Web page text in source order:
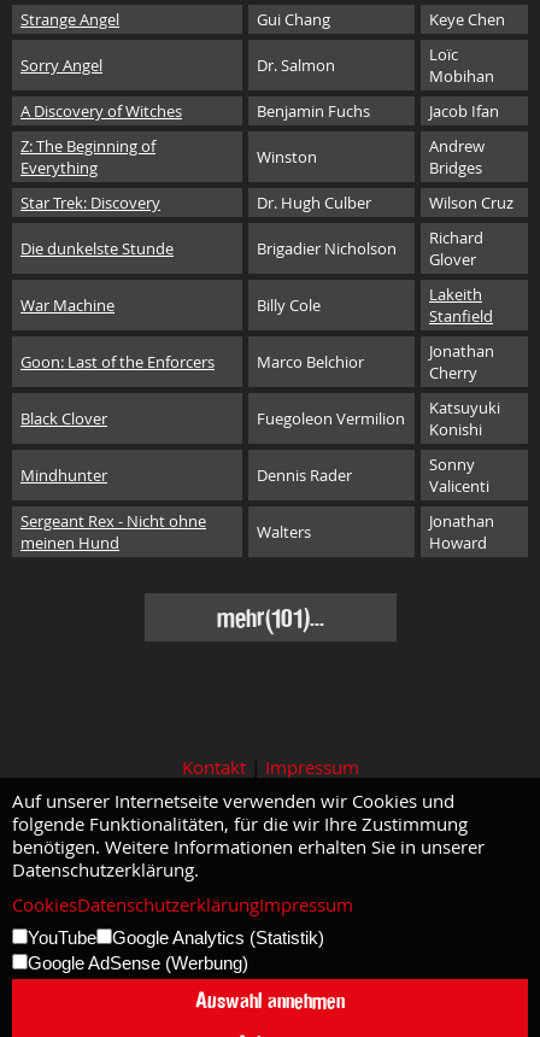
Strange Angel
Gui Chang Keye Chen
Sorry Angel Dr. Salmon
Loïc
Mobihan
A Discovery of Witches
Benjamin Fuchs
Jacob Ifan
Z: The Beginning of
Everything
Winston
Andrew
Bridges
Star Trek: Discovery
Dr. Hugh Culber Wilson Cruz
Die dunkelste Stunde Brigadier Nicholson
Richard
Glover
War Machine Billy Cole
Lakeith
Stanfield
Goon: Last of the Enforcers Marco Belchior
Jonathan
Cherry
Black Clover Fuegoleon Vermilion
Katsuyuki
Konishi
Mindhunter Dennis Rader
Sonny
Valicenti
Sergeant Rex - Nicht ohne
meinen Hund
Walters
Jonathan
Howard
mehr(101)...
Kontakt| Impressum
Auf unserer Internetseite verwenden wir Cookies und
folgende Funktionalitäten, für die wir Ihre Zustimmung
benötigen. Weitere Informationen erhalten Sie in unserer
Datenschutzerklärung.
CookiesDatenschutzerklärungImpressum
YouTube
Google Analytics (Statistik)
Google AdSense (Werbung)
Auswahl annehmen